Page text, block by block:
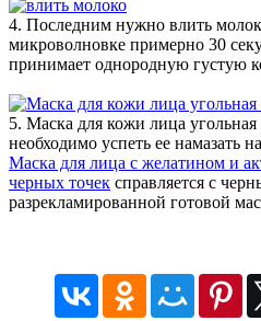
4. Последним нужно влить
микроволновке примерно 30
принимает однородную густую
5. Маска для кожи лица
необходимо успеть ее намазать
Маска для лица с желатином и
черных точек справляется с
разрекламированной готовой